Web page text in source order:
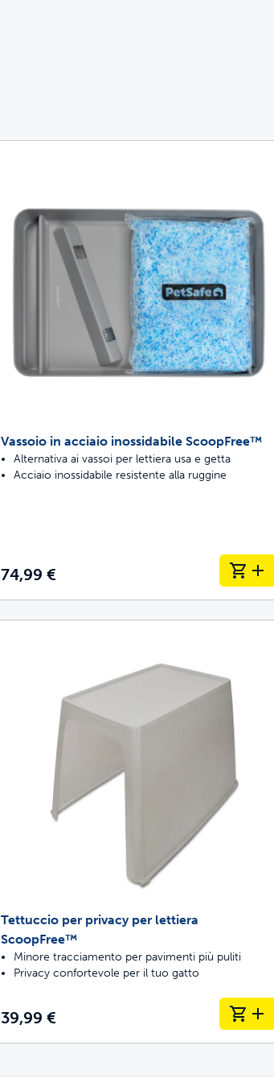
Vassoio in acciaio inossidabile ScoopFree™
Alternativa ai vassoi per lettiera usa e getta
Acciaio inossidabile resistente alla ruggine
74,99 €
Tettuccio per privacy per lettiera
ScoopFree™
Minore tracciamento per pavimenti più puliti
Privacy confortevole per il tuo gatto
39,99 €